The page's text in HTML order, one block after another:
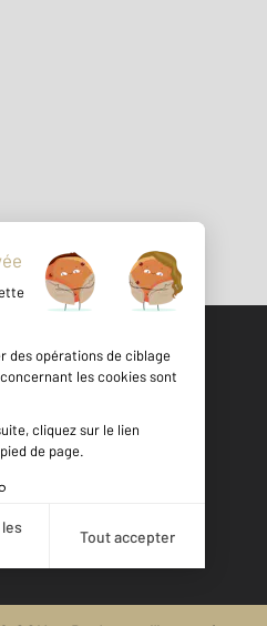
©Mappy
est notée
Location